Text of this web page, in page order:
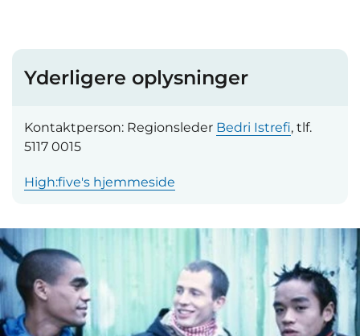
Yderligere oplysninger
Kontaktperson: Regionsleder Bedri Istrefi, tlf.
5117 0015
High:five's hjemmeside